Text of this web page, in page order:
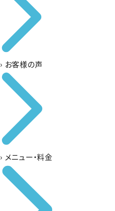
› お客様の声
› メニュー・料金